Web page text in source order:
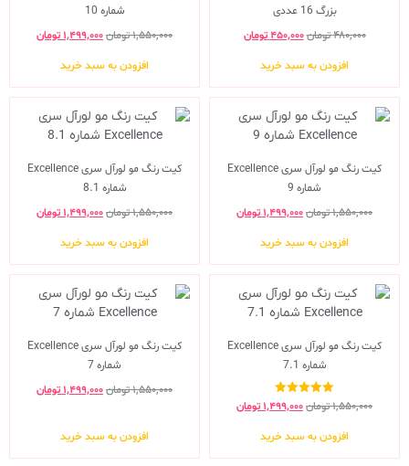
بزرگ 16 عددی
۴۸۰,۰۰۰تومان۴۵۰,۰۰۰ تومان
افزودن به سبد خرید
شماره 10
۱,۵۵۰,۰۰۰تومان۱,۴۹۹,۰۰۰ تومان
افزودن به سبد خرید
کیت رنگ مو لورآل سری Excellence
شماره 9
۱,۵۵۰,۰۰۰تومان۱,۴۹۹,۰۰۰ تومان
افزودن به سبد خرید
کیت رنگ مو لورآل سری Excellence
شماره 8.1
۱,۵۵۰,۰۰۰تومان۱,۴۹۹,۰۰۰ تومان
افزودن به سبد خرید
کیت رنگ مو لورآل سری Excellence
شماره 7.1
نمره
5.00
۱,۵۵۰,۰۰۰تومان۱,۴۹۹,۰۰۰ تومان
افزودن به سبد خرید
کیت رنگ مو لورآل سری Excellence
شماره 7
۱,۵۵۰,۰۰۰تومان۱,۴۹۹,۰۰۰ تومان
افزودن به سبد خرید